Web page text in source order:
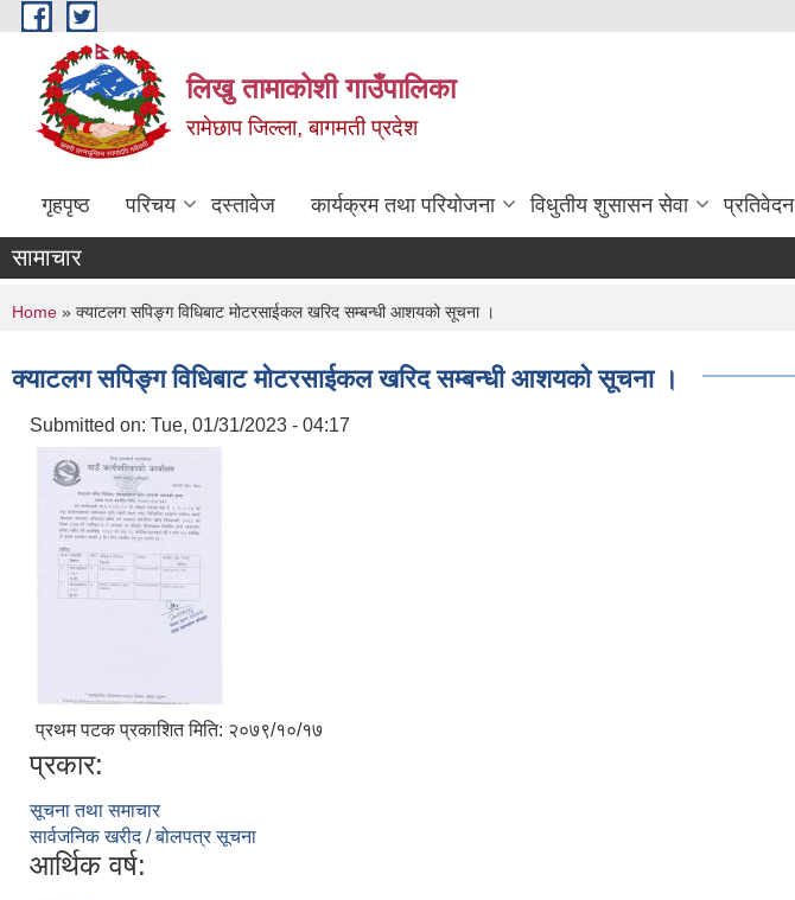
Skip to main content
लिखु तामाकोशी गाउँपालिका
रामेछाप जिल्ला, बागमती प्रदेश
गृहपृष्ठ परिचय दस्तावेज कार्यक्रम तथा परियोजना विधुतीय शुसासन सेवा प्रतिवेदन
सामाचार
You are here
Home » क्याटलग सपिङ्ग विधिबाट मोटरसाईकल खरिद सम्बन्धी आशयको सूचना ।
क्याटलग सपिङ्ग विधिबाट मोटरसाईकल खरिद सम्बन्धी आशयको सूचना ।
Submitted on: Tue, 01/31/2023 - 04:17
प्रथम पटक प्रकाशित मिति: २०७९/१०/१७
प्रकार:
सूचना तथा समाचार
सार्वजनिक खरीद / बोलपत्र सूचना
आर्थिक वर्ष: